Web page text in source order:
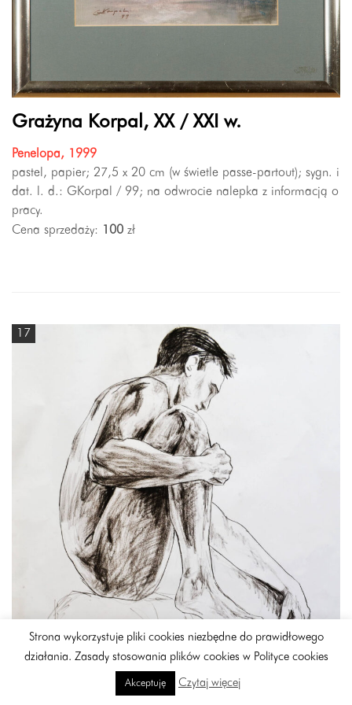
Grażyna Korpal, XX / XXI w.
Penelopa, 1999
pastel, papier; 27,5 x 20 cm (w świetle passe-partout); sygn. i
dat. l. d.: GKorpal / 99; na odwrocie nalepka z informacją o
pracy.
Cena sprzedaży:
100 zł
17
Strona wykorzystuje pliki cookies niezbędne do prawidłowego
działania. Zasady stosowania plików cookies w Polityce cookies
Akceptuję Czytaj więcej